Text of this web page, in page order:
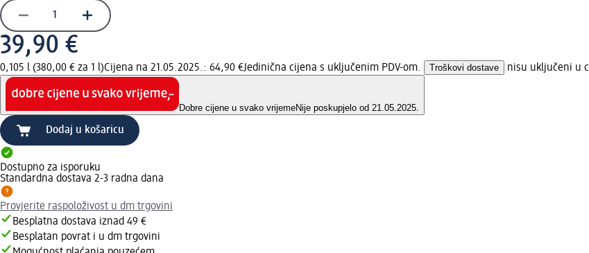
39,90 €
0,105 l (380,00 € za 1 l)Cijena na 21.05.2025.: 64,90 €Jedinična cijena s uključenim PDV-om. Troškovi dostave nisu uključeni u
Dobre cijene u svako vrijemeNije poskupjelo od 21.05.2025.
Dodaj u košaricu
Dostupno za isporuku
Standardna dostava 2-3 radna dana
Provjerite raspoloživost u dm trgovini
Besplatna dostava iznad 49 €
Besplatan povrat i u dm trgovini